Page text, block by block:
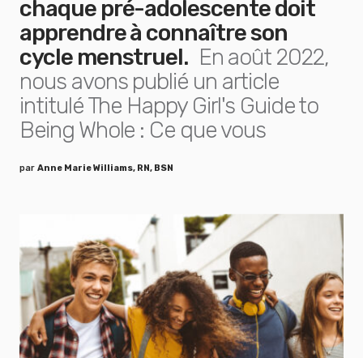
chaque pré-adolescente doit
apprendre à connaître son
cycle menstruel. En août 2022,
nous avons publié un article
intitulé The Happy Girl's Guide to
Being Whole : Ce que vous
par Anne Marie Williams, RN, BSN